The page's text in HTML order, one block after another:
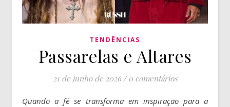
TENDÊNCIAS
Passarelas e Altares
21 de junho de 2026 / 0 comentários
Quando a fé se transforma em inspiração para a